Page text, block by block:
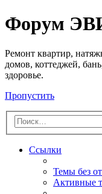
Регистрация
Форум
Ремонт квартир,
домов, коттеджей,
здоровье.
Пропустить
Ссылки
Темы без
Активные